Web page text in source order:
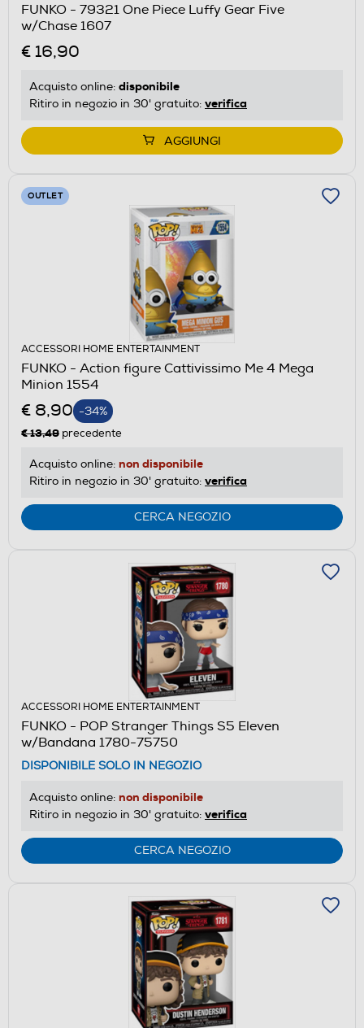
FUNKO - 79321 One Piece Luffy Gear Five
w/Chase 1607
€ 16,90
Acquisto online: disponibile
Ritiro in negozio in 30' gratuito: verifica
AGGIUNGI
OUTLET
ACCESSORI HOME ENTERTAINMENT
FUNKO - Action figure Cattivissimo Me 4 Mega
Minion 1554
€ 8,90 -34%
€ 13,49 precedente
Acquisto online: non disponibile
Ritiro in negozio in 30' gratuito: verifica
CERCA NEGOZIO
ACCESSORI HOME ENTERTAINMENT
FUNKO - POP Stranger Things S5 Eleven
w/Bandana 1780-75750
DISPONIBILE SOLO IN NEGOZIO
Acquisto online: non disponibile
Ritiro in negozio in 30' gratuito: verifica
CERCA NEGOZIO